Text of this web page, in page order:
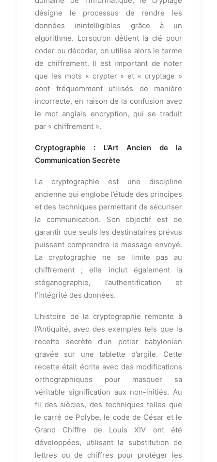
désigne le processus de rendre les
données inintelligibles grâce à un
algorithme. Lorsqu’on détient la clé pour
coder ou décoder, on utilise alors le terme
de chiffrement. Il est important de noter
que les mots « crypter » et « cryptage »
sont fréquemment utilisés de manière
incorrecte, en raison de la confusion avec
le mot anglais encryption, qui se traduit
par « chiffrement ».
Cryptographie : L’Art Ancien de la
Communication Secrète
La cryptographie est une discipline
ancienne qui englobe l’étude des principes
et des techniques permettant de sécuriser
la communication. Son objectif est de
garantir que seuls les destinataires prévus
puissent comprendre le message envoyé.
La cryptographie ne se limite pas au
chiffrement ; elle inclut également la
stéganographie, l’authentification et
l’intégrité des données.
L’histoire de la cryptographie remonte à
l’Antiquité, avec des exemples tels que la
recette secrète d’un potier babylonien
gravée sur une tablette d’argile. Cette
recette était écrite avec des modifications
orthographiques pour masquer sa
véritable signification aux non-initiés. Au
fil des siècles, des techniques telles que
le carré de Polybe, le code de César et le
Grand Chiffre de Louis XIV ont été
développées, utilisant la substitution de
lettres ou de chiffres pour protéger les